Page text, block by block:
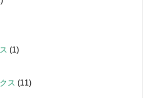
(1)
ス (11)